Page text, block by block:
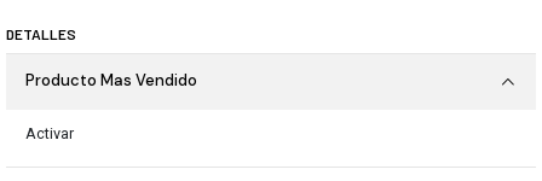
DETALLES
Producto Mas Vendido
Activar